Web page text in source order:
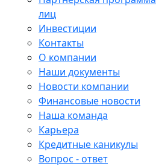
лиц
Инвестиции
Контакты
О компании
Наши документы
Новости компании
Финансовые новости
Наша команда
Карьера
Кредитные каникулы
Вопрос - ответ